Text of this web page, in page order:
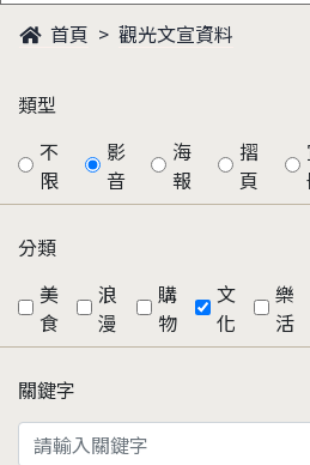
首頁 觀光文宣資料
類型
不
限
影
音
海
報
摺
頁
分類
美
食
浪
漫
購
物
文
化
樂
活
關鍵字